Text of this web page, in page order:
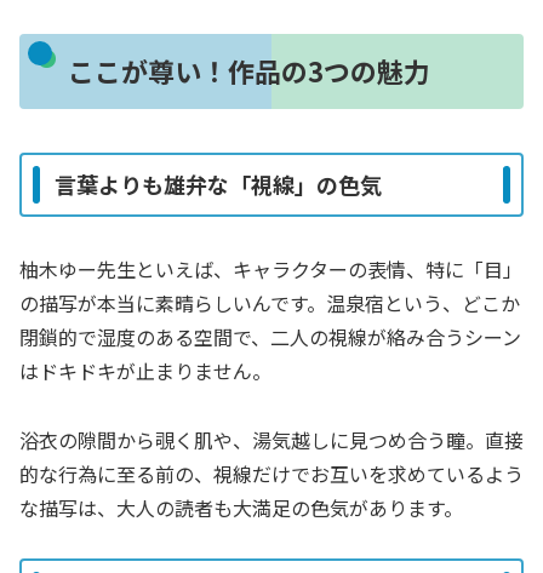
ここが尊い！作品の3つの魅力
言葉よりも雄弁な「視線」の色気
柚木ゆー先生といえば、キャラクターの表情、特に「目」
の描写が本当に素晴らしいんです。温泉宿という、どこか
閉鎖的で湿度のある空間で、二人の視線が絡み合うシーン
はドキドキが止まりません。
浴衣の隙間から覗く肌や、湯気越しに見つめ合う瞳。直接
的な行為に至る前の、視線だけでお互いを求めているよう
な描写は、大人の読者も大満足の色気があります。